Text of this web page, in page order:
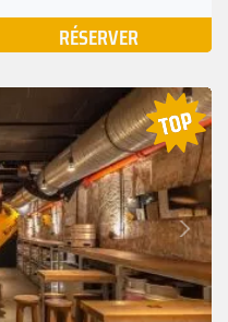
RÉSERVER
Suivant